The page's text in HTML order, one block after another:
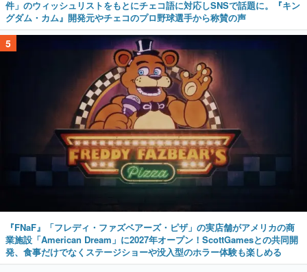
件」のウィッシュリストをもとにチェコ語に対応しSNSで話題に。『キン
グダム・カム』開発元やチェコのプロ野球選手から称賛の声
5
『FNaF』「フレディ・ファズベアーズ・ピザ」の実店舗がアメリカの商
業施設「American Dream」に2027年オープン！ScottGamesとの共同開
発、食事だけでなくステージショーや没入型のホラー体験も楽しめる